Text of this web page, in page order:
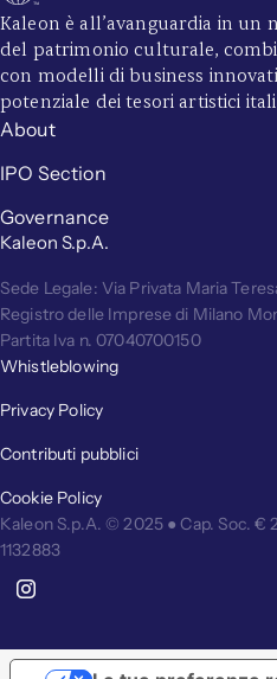
Kaleon è all’avanguardia in un
del patrimonio culturale,
con modelli di business
potenziale dei tesori artistici
About
IPO Section
Governance
Kaleon S.p.A.
Sede Legale: Via Privata Maria
Registro delle Imprese di Milano
Partita Iva n. 07040700150
Whistleblowing
Privacy Policy
Contributi pubblici
Cookie Policy
Kaleon S.p.A. © 2025 ● Cap. Soc. €
1132883